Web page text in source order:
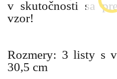
v skutočnosti sa
vzor!
Rozmery: 3 listy s
30,5 cm